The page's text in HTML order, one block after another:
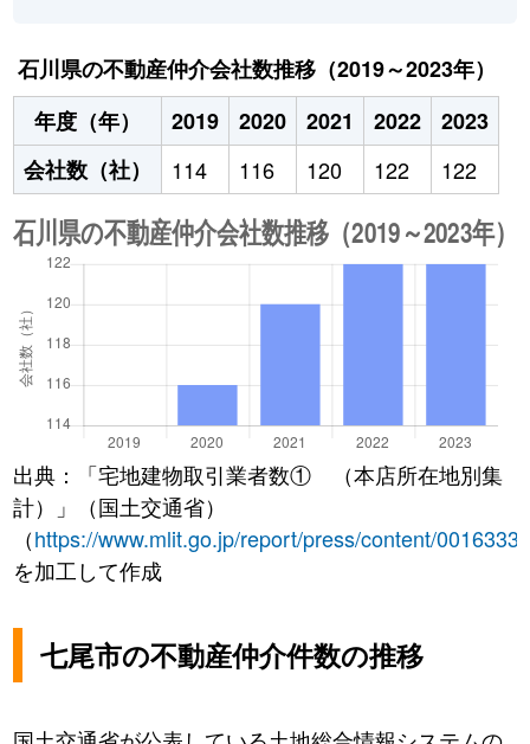
石川県の不動産仲介会社数推移（2019～2023年）
年度（年）
2019 2020 2021 2022
2023
会社数（社）
114 116 120 122 122
出典：「宅地建物取引業者数① （本店所在地別集
計）」（国土交通省）
（https://www.mlit.go.jp/report/press/content/
を加工して作成
七尾市の不動産仲介件数の推移